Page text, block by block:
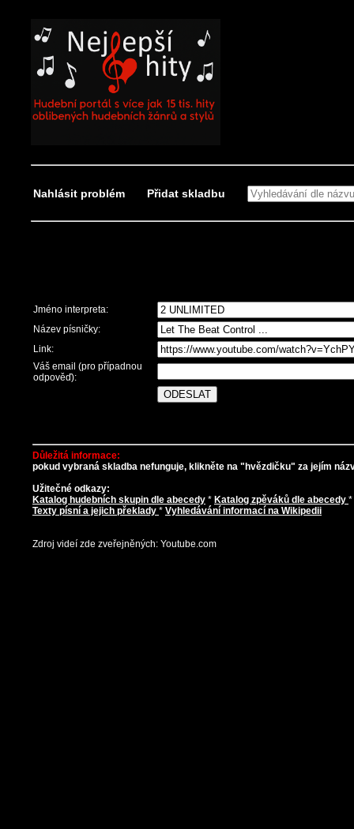
Nahlásit problém Přidat skladbu
Jméno interpreta:
Název písničky:
Link:
Váš email (pro případnou
odpověď):
Důležitá informace:
pokud vybraná skladba nefunguje, klikněte na "hvězdičku" za jejím
Užitečné odkazy:
Katalog hudebních skupin dle abecedy * Katalog zpěváků dle abecedy *
Texty písní a jejich překlady * Vyhledávání informací na Wikipedii
Zdroj videí zde zveřejněných: Youtube.com